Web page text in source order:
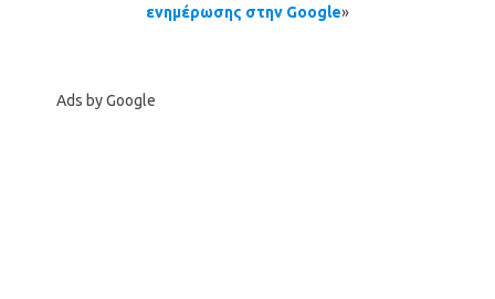
ενημέρωσης στην Google»
Ads by Google